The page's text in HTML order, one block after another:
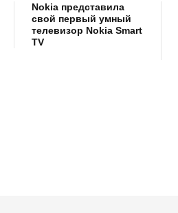
Nokia представила
свой первый умный
телевизор Nokia Smart
TV